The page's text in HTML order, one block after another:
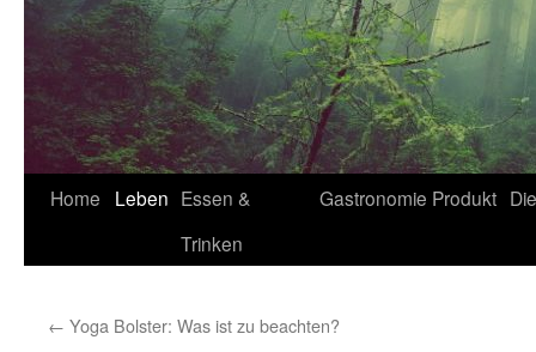
Home Leben Essen &
Trinken
Gastronomie Produkt
← Yoga Bolster: Was ist zu beachten?